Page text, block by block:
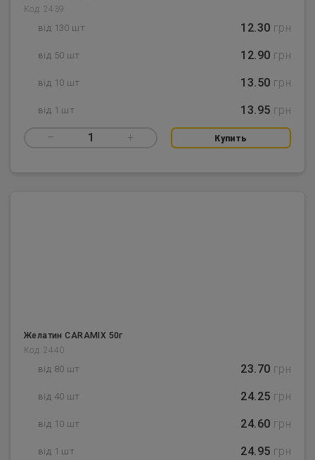
Код: 2439
від 130 шт 12.30 грн
від 50 шт 12.90 грн
від 10 шт 13.50 грн
від 1 шт 13.95 грн
– 1 + Купить
Желатин CARAMIX 50г
Код: 2440
від 80 шт 23.70 грн
від 40 шт 24.25 грн
від 10 шт 24.60 грн
від 1 шт 24.95 грн